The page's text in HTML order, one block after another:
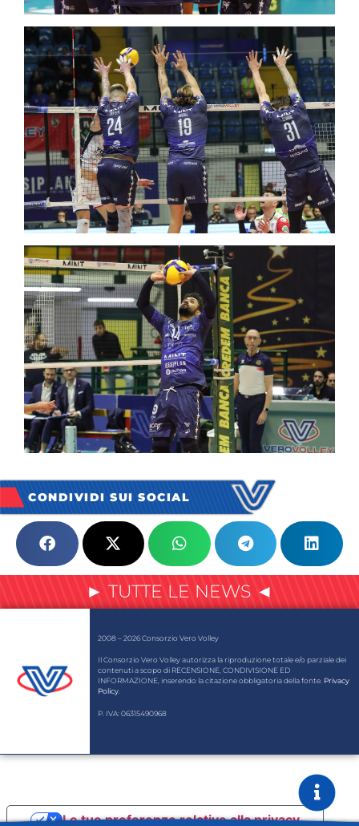
CONDIVIDI SUI SOCIAL
► TUTTE LE NEWS ◄
2008 – 2026 Consorzio Vero Volley
Il Consorzio Vero Volley autorizza la riproduzione totale e/o parziale dei
contenuti a scopo di RECENSIONE, CONDIVISIONE ED
INFORMAZIONE, inserendo la citazione obbligatoria della fonte. Privacy
Policy.
P. IVA: 06315490968
Le tue preferenze relative alla privacy